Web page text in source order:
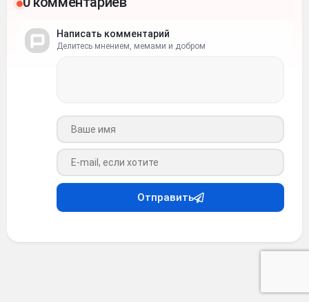
Написать комментарий
Делитесь мнением, мемами и добром
Ваше имя
Ваш e-mail
Отправить